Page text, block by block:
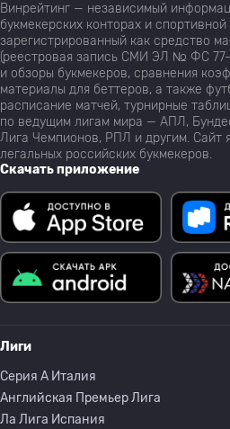
Винрейтинг — независимый
букмекерских конторах и спортивной
зарегистрированный как средство
(реестровая запись СМИ ЭЛ № ФС 77-
и обзоры букмекеров, сравнения
материалы для беттеров, а также
расписание матчей, турнирные
по ведущим лигам мира — АПЛ,
Лига Чемпионов, РПЛ и другим. Сайт
легальных российских букмекеров.
Скачать приложение
Лиги
Серия A Италия
Английская Премьер Лига
Ла Лига Испания